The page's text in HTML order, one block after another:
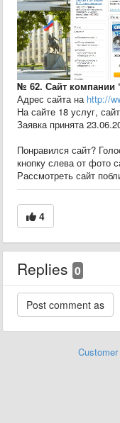
№ 62. Сайт компании
Адрес сайта на http://
На сайте 18 услуг,
Заявка принята
Понравился сайт?
кнопку слева от фото
Рассмотреть сайт
4
Replies 0